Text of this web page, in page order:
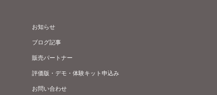
お知らせ
ブログ記事
販売パートナー
評価版・デモ・体験キット申込み
お問い合わせ